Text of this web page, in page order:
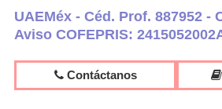
UAEMéx - Céd. Prof. 887952 -
Aviso COFEPRIS:
Contáctanos